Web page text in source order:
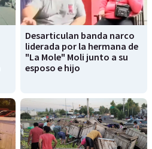
Desarticulan banda narco
liderada por la hermana de
"La Mole" Moli junto a su
esposo e hijo